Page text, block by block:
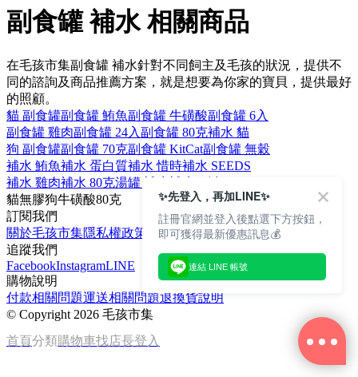
副食罐 補水 相關商品
在毛孩市集副食罐 補水針對不同飼主及毛孩的狀況，提供不
同的諮詢及商品推薦方案，就是想要為你家的寶貝，提供最好
的照顧。
貓 副食罐副食罐 鮪魚副食罐 牛磺酸副食罐 6入
副食罐 雞肉副食罐 24入副食罐 80克補水 貓
狗 副食罐副食罐 70克副食罐 KitCat副食罐 無穀
補水 鮪魚補水 蛋白質補水 惜時補水 SEEDS
補水 雞肉補水 80克湯罐 補水
貓無膠狗牛磺酸80克
訂閱我們
關於毛孩市集隱私權政策
文章
追蹤我們
FacebookInstagramLINE
購物說明
付款相關問題運送相關問題退換貨說明
© Copyright 2026 毛孩市集
首頁分類購物車找店長登入
✨先登入，再加LINE✨
註冊官網並登入後點選下方按鈕，
即可獲得最新優惠訊息💰
連結 LINE 帳號